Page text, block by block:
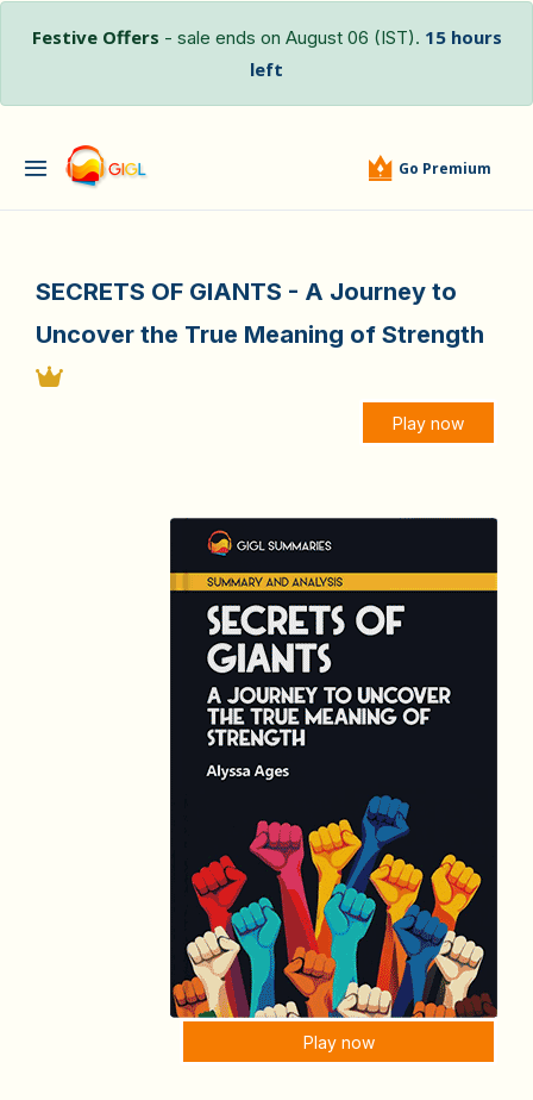
Festive Offers - sale ends on August 06 (IST). 15 hours
left
Go Premium
SECRETS OF GIANTS - A Journey to
Uncover the True Meaning of Strength
Play now
Play now